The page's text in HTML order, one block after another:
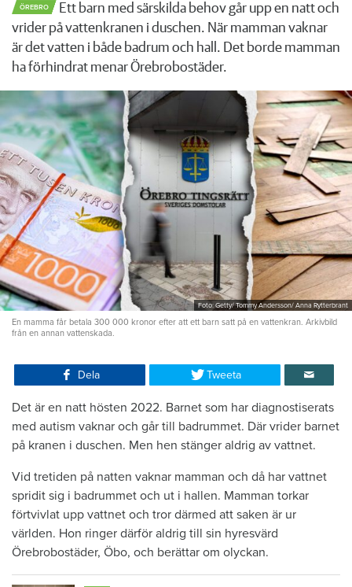
ÖREBRO
Ett barn med särskilda behov går upp en natt och
vrider på vattenkranen i duschen. När mamman vaknar
är det vatten i både badrum och hall. Det borde mamman
ha förhindrat menar Örebrobostäder.
Foto: Getty/ Tommy Andersson/ Anna Rytterbrant
En mamma får betala 300 000 kronor efter att ett barn satt på en vattenkran. Arkivbild
från en annan vattenskada.
Dela Tweeta
Det är en natt hösten 2022. Barnet som har diagnostiserats
med autism vaknar och går till badrummet. Där vrider barnet
på kranen i duschen. Men hen stänger aldrig av vattnet.
Vid tretiden på natten vaknar mamman och då har vattnet
spridit sig i badrummet och ut i hallen. Mamman torkar
förtvivlat upp vattnet och tror därmed att saken är ur
världen. Hon ringer därför aldrig till sin hyresvärd
Örebrobostäder, Öbo, och berättar om olyckan.